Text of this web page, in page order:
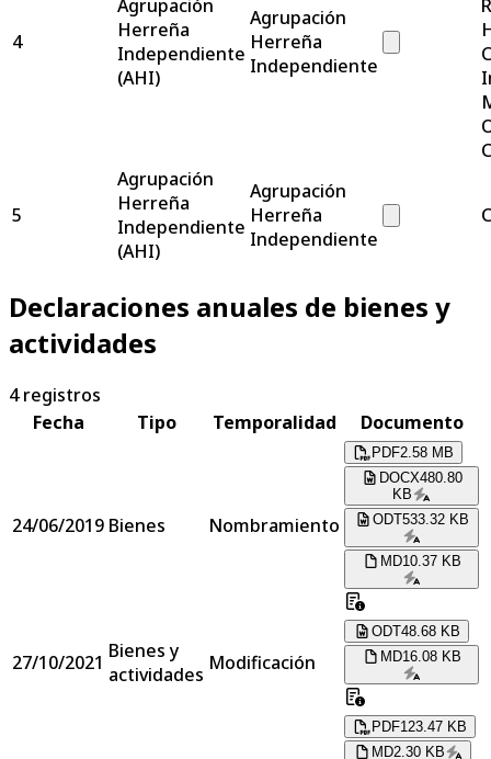
4
Agrupación
Herreña
Independiente
(AHI)
Agrupación
Herreña
Independiente
5
Agrupación
Herreña
Independiente
(AHI)
Agrupación
Herreña
Independiente
Declaraciones anuales de bienes y
actividades
4 registros
Fecha
Tipo Temporalidad Documento
24/06/2019 Bienes Nombramiento
PDF2.58 MB
DOCX480.80
KB
ODT533.32 KB
MD10.37 KB
27/10/2021 Bienes y
actividades Modificación
ODT48.68 KB
MD16.08 KB
PDF123.47 KB
MD2.30 KB